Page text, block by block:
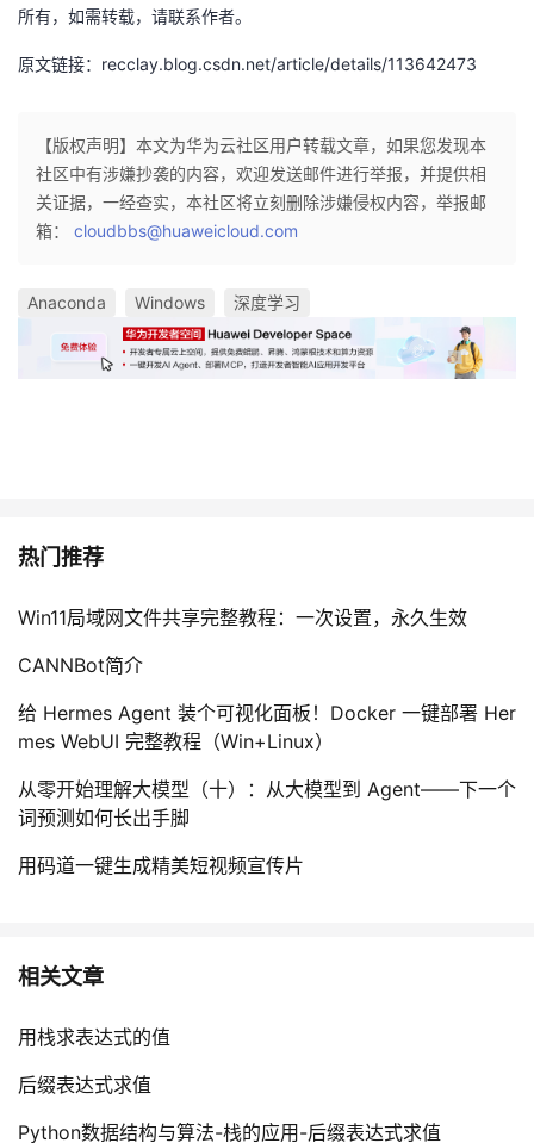
所有，如需转载，请联系作者。
原文链接：recclay.blog.csdn.net/article/details/113642473
【版权声明】本文为华为云社区用户转载文章，如果您发现本
社区中有涉嫌抄袭的内容，欢迎发送邮件进行举报，并提供相
关证据，一经查实，本社区将立刻删除涉嫌侵权内容，举报邮
箱： cloudbbs@huaweicloud.com
Anaconda Windows 深度学习
热门推荐
Win11局域网文件共享完整教程：一次设置，永久生效
CANNBot简介
给 Hermes Agent 装个可视化面板！Docker 一键部署 Her
mes WebUI 完整教程（Win+Linux）
从零开始理解大模型（十）：从大模型到 Agent——下一个
词预测如何长出手脚
用码道一键生成精美短视频宣传片
相关文章
用栈求表达式的值
后缀表达式求值
Python数据结构与算法-栈的应用-后缀表达式求值